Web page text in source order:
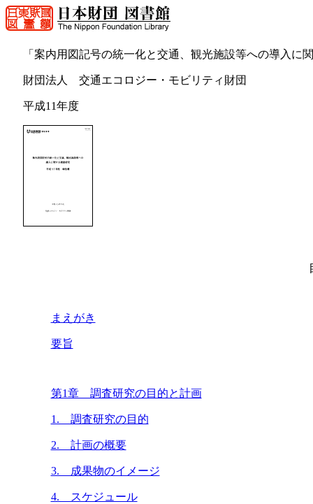
「案内用図記号の統一化と交通、観光施設等への導入に
財団法人 交通エコロジー・モビリティ財団
平成11年度
まえがき
要旨
第1章 調査研究の目的と計画
1. 調査研究の目的
2. 計画の概要
3. 成果物のイメージ
4. スケジュール